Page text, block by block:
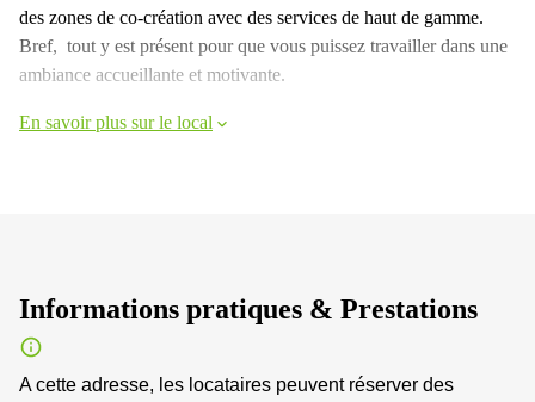
des zones de co-création avec des services de haut de gamme.
Bref, tout y est présent pour que vous puissez travailler dans une
ambiance accueillante et motivante.
En savoir plus sur le local
Informations pratiques & Prestations
A cette adresse, les locataires peuvent réserver des